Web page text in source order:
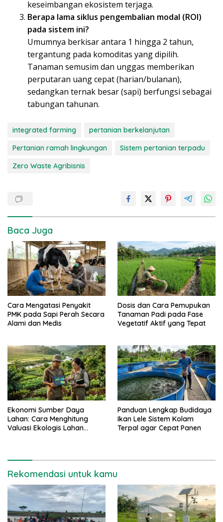
keseimbangan ekosistem terjaga.
Berapa lama siklus pengembalian modal (ROI)
pada sistem ini?
Umumnya berkisar antara 1 hingga 2 tahun,
tergantung pada komoditas yang dipilih.
Tanaman semusim dan unggas memberikan
perputaran uang cepat (harian/bulanan),
sedangkan ternak besar (sapi) berfungsi sebagai
tabungan tahunan.
integrated farming
pertanian berkelanjutan
Pertanian ramah lingkungan
Sistem pertanian terpadu
Zero Waste Agribisnis
Baca Juga
Cara Mengatasi Penyakit
PMK pada Sapi Perah Secara
Alami dan Medis
Dosis dan Cara Pemupukan
Tanaman Padi pada Fase
Vegetatif Aktif yang Tepat
Ekonomi Sumber Daya
Lahan: Cara Menghitung
Valuasi Ekologis Lahan
Panduan Lengkap Budidaya
Ikan Lele Sistem Kolam
Terpal agar Cepat Panen
Rekomendasi untuk kamu